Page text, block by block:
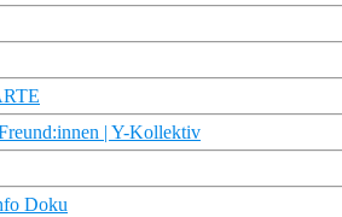
| Y-Kollektiv
Doku